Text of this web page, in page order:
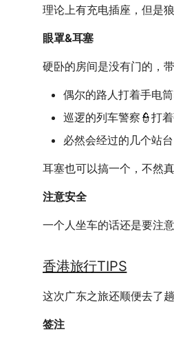
理论上有充电插座，但是
眼罩&耳塞
硬卧的房间是没有门的，
偶尔的路人打着手电
巡逻的列车警察👮打
必然会经过的几个站
耳塞也可以搞一个，不然真
注意安全
一个人坐车的话还是要注意
香港旅行TIPS
这次广东之旅还顺便去了
签注